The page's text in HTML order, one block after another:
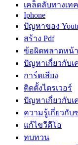
เคล็ดลับทางเท
Iphone
ปัญหาของ
สร้าง Pdf
ข้อผิดพลาดหน้
ปัญหาเกี่ยวกับเ
การ์ดเสียง
ติดตั้งไดรเวอร์
ปัญหาเกี่ยวกับเ
ความรู้เกี่ยวกับ
แก้ไขวีดีโอ
ทบทวน